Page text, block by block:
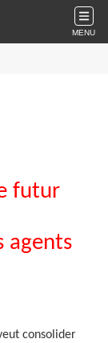
MENU
futur
agents
consolider